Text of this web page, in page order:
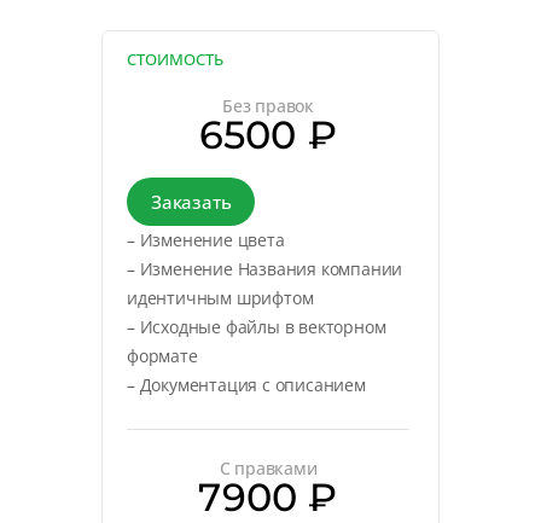
СТОИМОСТЬ
Без правок
6500 ₽
Заказать
– Изменение цвета
– Изменение Названия компании
идентичным шрифтом
– Исходные файлы в векторном
формате
– Документация с описанием
С правками
7900 ₽